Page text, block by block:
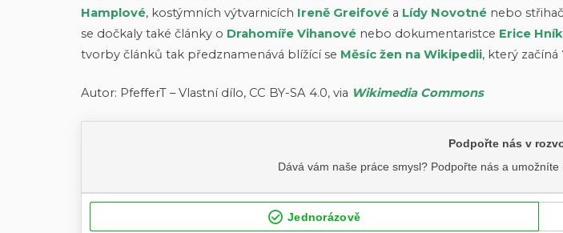
Hamplové, kostýmních výtvarnicích Ireně Greifovéa Lídy Novotnénebo
se dočkaly také články o Drahomíře Vihanovénebo dokumentaristce Erice
tvorby článků tak předznamenává blížící se Měsíc žen na Wikipedii, který začíná
Autor: PfefferT – Vlastní dílo, CC BY-SA 4.0, via Wikimedia Commons